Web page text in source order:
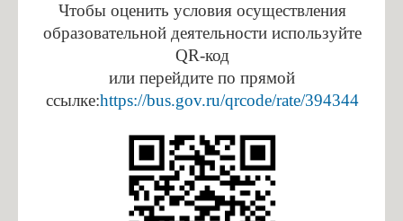
Противодействие коррупции
Нормативные правовые и иные акты в сфере противодействия
Антикоррупционная экспертиза
Формы документов
Сведения о доходах
Чтобы оценить условия осуществления
образовательной деятельности используйте
QR-код
или перейдите по прямой
ссылке:https://bus.gov.ru/qrcode/rate/394344